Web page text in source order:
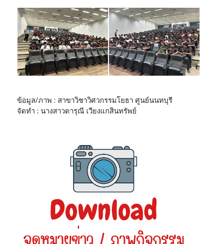
ข้อมูล/ภาพ : สาขาวิชาวิศวกรรมโยธา ศูนย์นนทบุรี
จัดทำ : นางสาวดารุณี เวียงแกสินทรัพย์